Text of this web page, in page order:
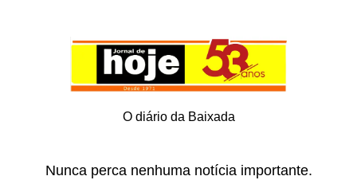
O diário da Baixada
Nunca perca nenhuma notícia importante.